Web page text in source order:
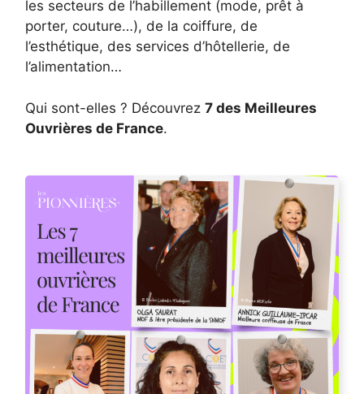
les secteurs de l’habillement (mode, prêt à
porter, couture…), de la coiffure, de
l’esthétique, des services d’hôtellerie, de
l’alimentation…
Qui sont-elles ? Découvrez 7 des Meilleures
Ouvrières de France.